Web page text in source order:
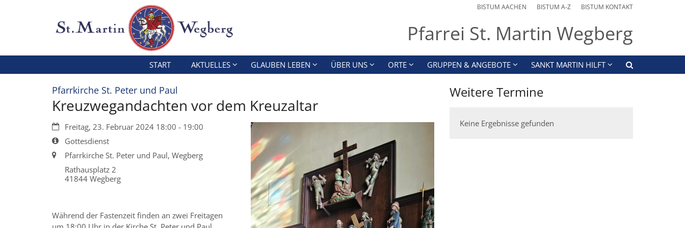
BISTUM AACHEN BISTUM A-Z BISTUM KONTAKT
Pfarrei St. Martin Wegberg
START AKTUELLES GLAUBEN LEBEN ÜBER UNS ORTE GRUPPEN & ANGEBOTE SANKT MARTIN HILFT
Pfarrkirche St. Peter und Paul
Kreuzwegandachten vor dem Kreuzaltar
Datum:Freitag, 23. Februar 2024 18:00 - 19:00
Art bzw. Nummer:
Gottesdienst
Ort: Pfarrkirche St. Peter und Paul, Wegberg
Rathausplatz 2
41844 Wegberg
Während der Fastenzeit finden an zwei Freitagen
Weitere Termine
Keine Ergebnisse gefunden